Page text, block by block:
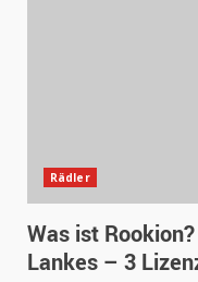
Rädler
Was ist
Lankes – 3